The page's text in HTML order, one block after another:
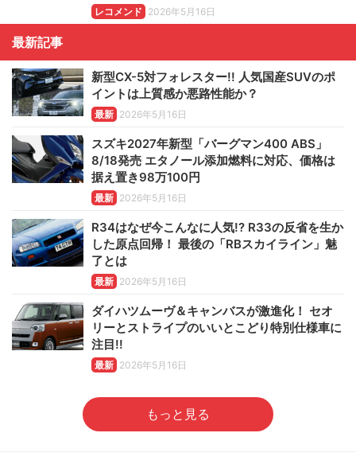
レコメンド 2026年5月16日
最新記事
新型CX-5対フォレスター!! 人気国産SUVのポ
イントは上質感か悪路性能か？
最新 2026年5月16日
スズキ2027年新型「バーグマン400 ABS」
8/18発売 エタノール添加燃料に対応、価格は
据え置き98万100円
最新 2026年5月16日
R34はなぜ今こんなに人気!? R33の反省を生か
した原点回帰！ 最後の「RBスカイライン」魅
了とは
最新 2026年5月16日
ダイハツムーヴ＆キャンバスが激進化！ セオ
リーとストライプのいいとこどり特別仕様車に
注目!!
最新 2026年5月16日
もっと見る